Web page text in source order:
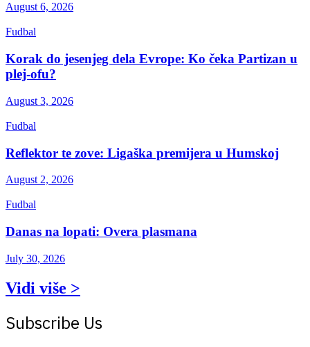
August 6, 2026
Fudbal
Korak do jesenjeg dela Evrope: Ko čeka Partizan u
plej-ofu?
August 3, 2026
Fudbal
Reflektor te zove: Ligaška premijera u Humskoj
August 2, 2026
Fudbal
Danas na lopati: Overa plasmana
July 30, 2026
Vidi više >
Subscribe Us